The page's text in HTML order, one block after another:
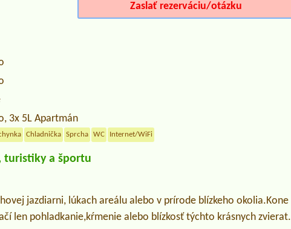
Zaslať rezerváciu/otázku
3x 5L Apartmán
Chladnička Sprcha WC Internet/WiFi
turistiky a športu
jazdiarni, lúkach areálu alebo v prírode blízkeho okolia.Kone
len pohladkanie,kŕmenie alebo blízkosť týchto krásnych zvierat.